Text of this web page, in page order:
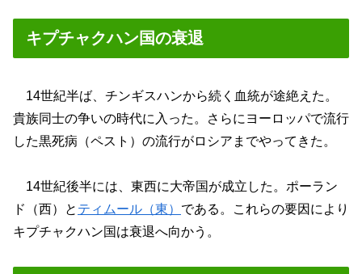
キプチャクハン国の衰退
14世紀半ば、チンギスハンから続く血統が途絶えた。
貴族同士の争いの時代に入った。さらにヨーロッパで流行
した黒死病（ペスト）の流行がロシアまでやってきた。
14世紀後半には、東西に大帝国が成立した。ポーラン
ド（西）と ティムール（東） である。これらの要因により
キプチャクハン国は衰退へ向かう。